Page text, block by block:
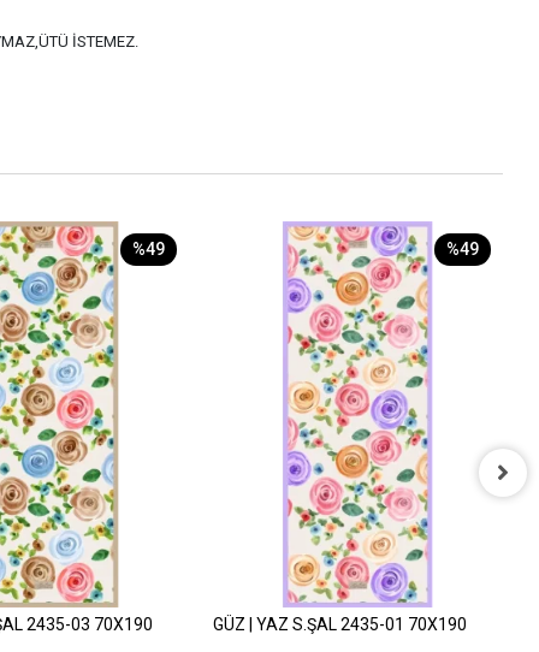
İSTEMEZ.
%49
2435-03 70X190
%49
GÜZ | YAZ S.ŞAL 2435-01 70X190